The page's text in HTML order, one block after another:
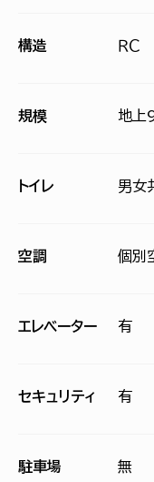
構造 ＲＣ
規模 地上
トイレ 男女
空調 個別
エレベーター 有
セキュリティ 有
駐車場 無